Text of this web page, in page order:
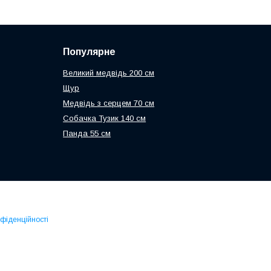
Популярне
Великий медвідь 200 см
Щур
Медвідь з серцем 70 см
Собачка Тузик 140 см
Панда 55 см